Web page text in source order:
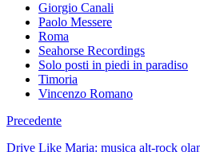
Giorgio Canali
Paolo Messere
Roma
Seahorse Recordings
Solo posti in piedi in paradiso
Timoria
Vincenzo Romano
Precedente
Drive Like Maria: musica alt-rock